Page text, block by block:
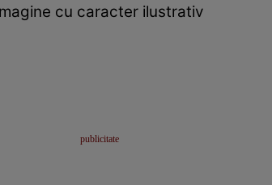
cu caracter ilustrativ